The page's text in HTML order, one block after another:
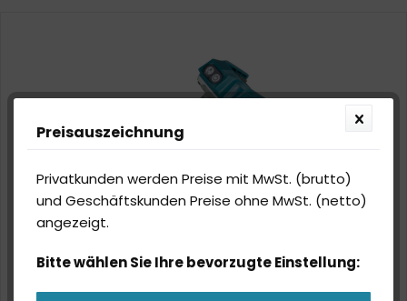
Abbildung ähnlich
Preisauszeichnung
Privatkunden werden Preise mit MwSt. (brutto)
und Geschäftskunden Preise ohne MwSt. (netto)
angezeigt.
Bitte wählen Sie Ihre bevorzugte Einstellung: